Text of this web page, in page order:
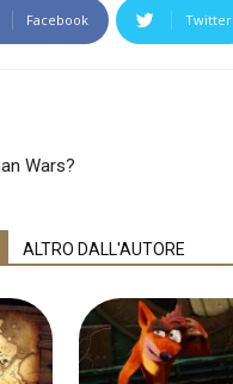
Facebook Twitter
Wars?
ALTRO DALL'AUTORE